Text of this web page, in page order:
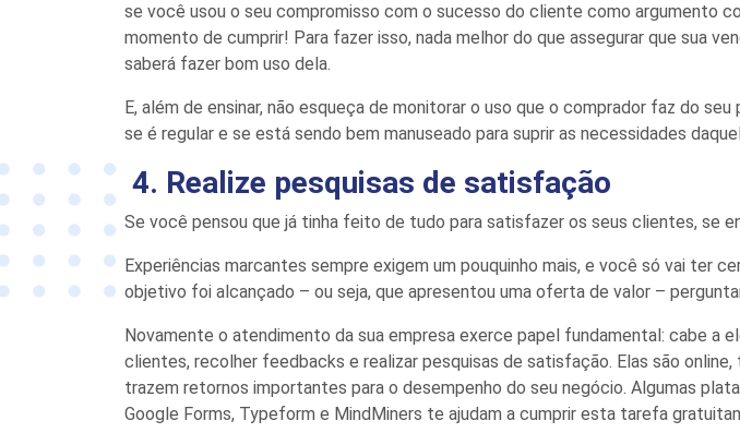
se você usou o seu compromisso com o sucesso do cliente como argumento
momento de cumprir! Para fazer isso, nada melhor do que assegurar que sua
saberá fazer bom uso dela.
E, além de ensinar, não esqueça de monitorar o uso que o comprador faz do
se é regular e se está sendo bem manuseado para suprir as necessidades
4. Realize pesquisas de satisfação
Se você pensou que já tinha feito de tudo para satisfazer os seus clientes, se
Experiências marcantes sempre exigem um pouquinho mais, e você só vai ter
objetivo foi alcançado – ou seja, que apresentou uma oferta de valor –
Novamente o atendimento da sua empresa exerce papel fundamental: cabe a
clientes, recolher feedbacks e realizar pesquisas de satisfação. Elas são
trazem retornos importantes para o desempenho do seu negócio. Algumas
Google Forms, Typeform e MindMiners te ajudam a cumprir esta tarefa